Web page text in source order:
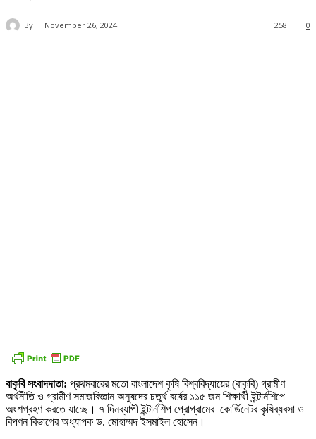
By November 26, 2024 0
258
বাকৃবি সংবাদদাতা: প্রথমবারের মতো বাংলাদেশ কৃষি বিশ্ববিদ্যায়ের (বাকৃবি) গ্রামীণ
অর্থনীতি ও গ্রামীণ সমাজবিজ্ঞান অনুষদের চতুর্থ বর্ষের ১১৫ জন শিক্ষার্থী ইন্টার্নশিপে
অংশগ্রহণ করতে যাচ্ছে। ৭ দিনব্যাপী ইন্টার্নশিপ প্রোগ্রামের কোর্ডিনেটর কৃষিব্যবসা ও
বিপণন বিভাগের অধ্যাপক ড. মোহাম্মদ ইসমাইল হোসেন।